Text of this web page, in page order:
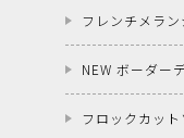
フレンチメラン
NEW ボーダー
フロックカット